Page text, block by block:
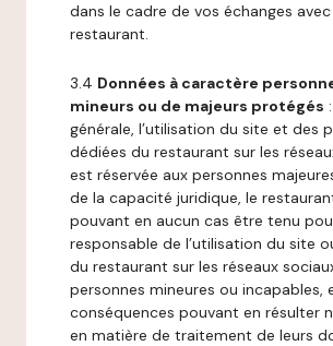
dans le cadre de vos échanges avec
restaurant.
3.4 Données à caractère
mineurs ou de majeurs protégés
générale, l’utilisation du site et des
dédiées du restaurant sur les
est réservée aux personnes
de la capacité juridique, le
pouvant en aucun cas être tenu
responsable de l’utilisation du site
du restaurant sur les réseaux
personnes mineures ou incapables,
conséquences pouvant en résulter
en matière de traitement de leurs